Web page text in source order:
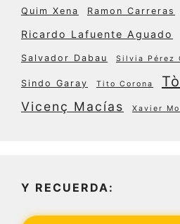
Quim Xena Ramon Carreras
Ricardo Lafuente Aguado
Salvador Dabau Silvia Pérez
Sindo Garay Tito Corona
Vicenç Macías Xavier
Y RECUERDA: